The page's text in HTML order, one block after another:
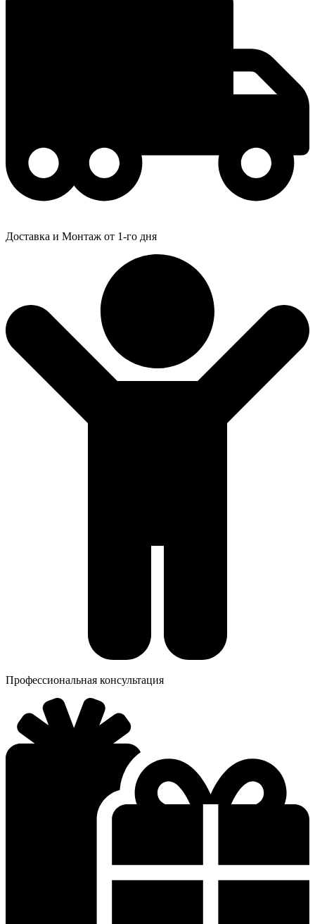
Доставка и Монтаж от 1-го дня
Профессиональная консультация